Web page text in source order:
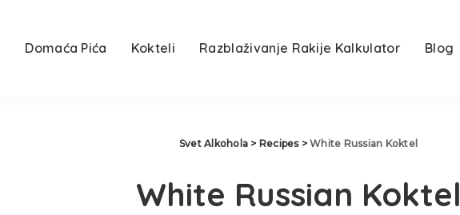
Domaća Pića Kokteli Razblaživanje Rakije Kalkulator Blog
Svet Alkohola > Recipes>White Russian Koktel
White Russian Koktel